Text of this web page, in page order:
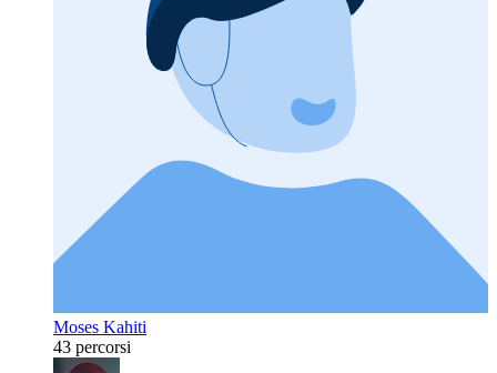
Moses Kahiti
43 percorsi